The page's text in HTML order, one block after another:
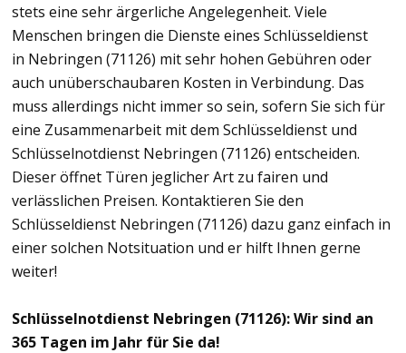
stets eine sehr ärgerliche Angelegenheit. Viele
Menschen bringen die Dienste eines Schlüsseldienst
in Nebringen (71126) mit sehr hohen Gebühren oder
auch unüberschaubaren Kosten in Verbindung. Das
muss allerdings nicht immer so sein, sofern Sie sich für
eine Zusammenarbeit mit dem Schlüsseldienst und
Schlüsselnotdienst Nebringen (71126) entscheiden.
Dieser öffnet Türen jeglicher Art zu fairen und
verlässlichen Preisen. Kontaktieren Sie den
Schlüsseldienst Nebringen (71126) dazu ganz einfach in
einer solchen Notsituation und er hilft Ihnen gerne
weiter!
Schlüsselnotdienst Nebringen (71126): Wir sind an
365 Tagen im Jahr für Sie da!